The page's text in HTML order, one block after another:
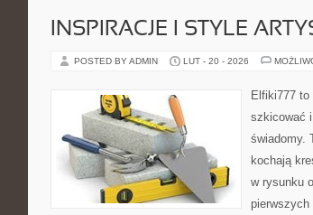
INSPIRACJE I STYLE
POSTED BY ADMIN LUT - 20 - 2026
Elfiki777 to
szkicować
świadomy.
kochają
w rysunku
pierwszych